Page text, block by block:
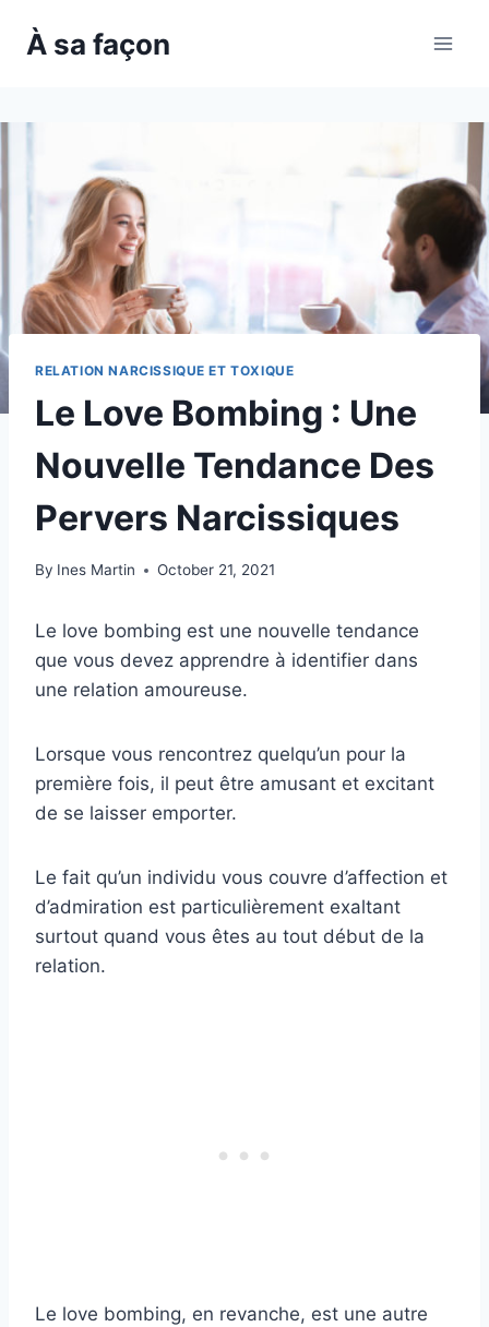
À sa façon
RELATION NARCISSIQUE ET TOXIQUE
Le Love Bombing : Une
Nouvelle Tendance Des
Pervers Narcissiques
By Ines Martin October 21, 2021
Le love bombing est une nouvelle tendance
que vous devez apprendre à identifier dans
une relation amoureuse.
Lorsque vous rencontrez quelqu’un pour la
première fois, il peut être amusant et excitant
de se laisser emporter.
Le fait qu’un individu vous couvre d’affection et
d’admiration est particulièrement exaltant
surtout quand vous êtes au tout début de la
relation.
Le love bombing, en revanche, est une autre